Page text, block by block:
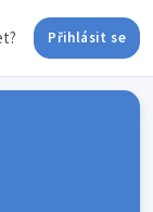
Přihlásit se